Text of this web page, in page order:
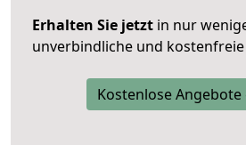
Erhalten Sie jetzt in nur
unverbindliche und
Kostenlose